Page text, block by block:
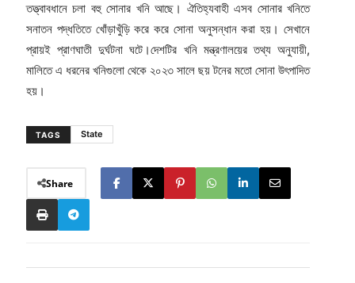
তত্ত্বাবধানে চলা বহু সোনার খনি আছে। ঐতিহ্যবাহী এসব সোনার খনিতে
সনাতন পদ্ধতিতে খোঁড়াখুঁড়ি করে করে সোনা অনুসন্ধান করা হয়। সেখানে
প্রায়ই প্রাণঘাতী দুর্ঘটনা ঘটে।দেশটির খনি মন্ত্রণালয়ের তথ্য অনুযায়ী,
মালিতে এ ধরনের খনিগুলো থেকে ২০২৩ সালে ছয় টনের মতো সোনা উৎপাদিত
হয়।
TAGS State
Share